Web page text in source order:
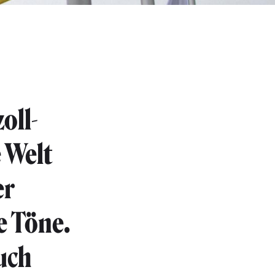
Welt
Töne.